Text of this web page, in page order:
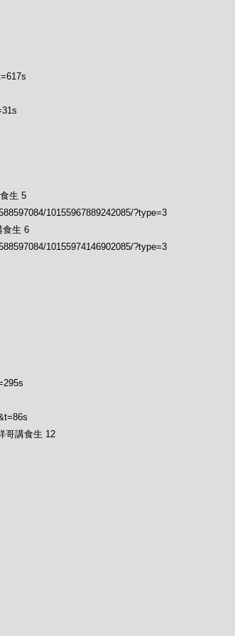
生 5
10155967889242085/?type=3
生 6
10155974146902085/?type=3
哥講食生 12